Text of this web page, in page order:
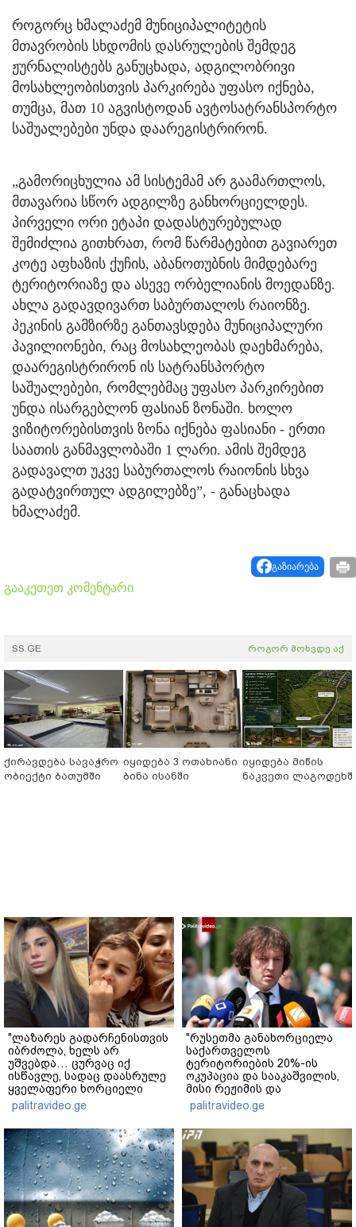
როგორც ხმალაძემ მუნიციპალიტეტის
მთავრობის სხდომის დასრულების შემდეგ
ჟურნალისტებს განუცხადა, ადგილობრივი
მოსახლეობისთვის პარკირება უფასო იქნება,
თუმცა, მათ 10 აგვისტოდან ავტოსატრანსპორტო
საშუალებები უნდა დაარეგისტრირონ.
„გამორიცხულია ამ სისტემამ არ გაამართლოს,
მთავარია სწორ ადგილზე განხორციელდეს.
პირველი ორი ეტაპი დადასტურებულად
შემიძლია გითხრათ, რომ წარმატებით გავიარეთ
კოტე აფხაზის ქუჩის, აბანოთუბნის მიმდებარე
ტერიტორიაზე და ასევე ორბელიანის მოედანზე.
ახლა გადავდივართ საბურთალოს რაიონზე.
პეკინის გამზირზე განთავსდება მუნიციპალური
პავილიონები, რაც მოსახლეობას დაეხმარება,
დაარეგისტრირონ ის სატრანსპორტო
საშუალებები, რომლებმაც უფასო პარკირებით
უნდა ისარგებლონ ფასიან ზონაში. ხოლო
ვიზიტორებისთვის ზონა იქნება ფასიანი - ერთი
საათის განმავლობაში 1 ლარი. ამის შემდეგ
გადავალთ უკვე საბურთალოს რაიონის სხვა
გადატვირთულ ადგილებზე”, - განაცხადა
ხმალაძემ.
გაზიარება
გააკეთეთ კომენტარი
SS.GE როგორ მოხვდე აქ
ქირავდება სავაჭრო
ობიექტი ბათუმში
იყიდება 3 ოთახიანი
ბინა ისანში
იყიდება მიწის
ნაკვეთი
"ლაზარეს გადარჩენისთვის
იბრძოლა, ხელს არ
უშვებდა… ცურვაც იქ
ისწავლე, სადაც დაასრულე
ყველაფერი ხორციელი
ცხოვრებიდან" – რას წერს
ხობში დაღუპული დედა-
შვილის ახლობელი?
palitravideo.ge
"რუსეთმა განახორციელა
საქართველოს
ტერიტორიების 20%-ის
ოკუპაცია და სააკაშვილის,
მისი რეჟიმის და
"ნაცმოძრაობის" ღალატი
ვერანაირად ვერ
გადაფარავს ამ
დანაშაულს" - ირაკლი
კობახიძე
palitravideo.ge